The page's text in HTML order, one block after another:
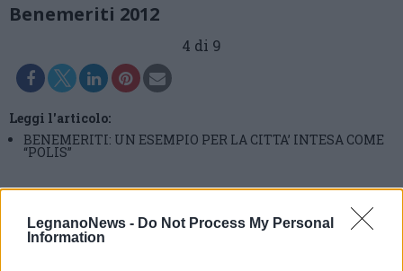
LegnanoNews - Do Not Process My Personal
Information
Benemeriti 2012
4 di 9
Leggi l'articolo:
BENEMERITI: UN ESEMPIO PER LA CITTA’ INTESA COME
“POLIS”